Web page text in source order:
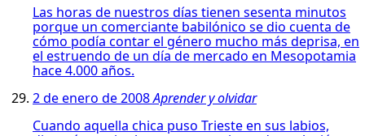
Las horas de nuestros días tienen sesenta minutos
porque un comerciante babilónico se dio cuenta de
cómo podía contar el género mucho más deprisa, en
el estruendo de un día de mercado en Mesopotamia
hace 4.000 años.
2 de enero de 2008Aprender y olvidar
Cuando aquella chica puso Trieste en sus labios,